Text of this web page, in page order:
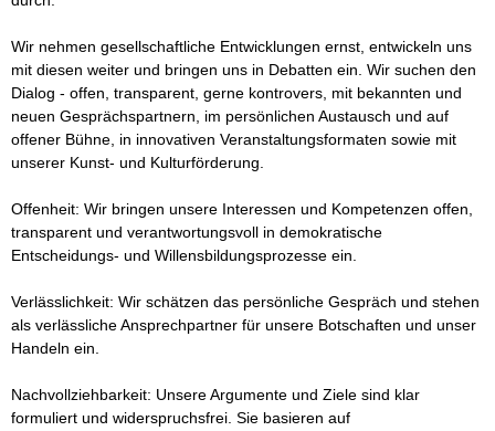
Wir nehmen gesellschaftliche Entwicklungen ernst, entwickeln uns
mit diesen weiter und bringen uns in Debatten ein. Wir suchen den
Dialog - offen, transparent, gerne kontrovers, mit bekannten und
neuen Gesprächspartnern, im persönlichen Austausch und auf
offener Bühne, in innovativen Veranstaltungsformaten sowie mit
unserer Kunst- und Kulturförderung.
Offenheit: Wir bringen unsere Interessen und Kompetenzen offen,
transparent und verantwortungsvoll in demokratische
Entscheidungs- und Willensbildungsprozesse ein.
Verlässlichkeit: Wir schätzen das persönliche Gespräch und stehen
als verlässliche Ansprechpartner für unsere Botschaften und unser
Handeln ein.
Nachvollziehbarkeit: Unsere Argumente und Ziele sind klar
formuliert und widerspruchsfrei. Sie basieren auf